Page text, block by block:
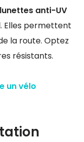
lunettes anti-UV
Elles permettent
la route. Optez
résistants.
un vélo